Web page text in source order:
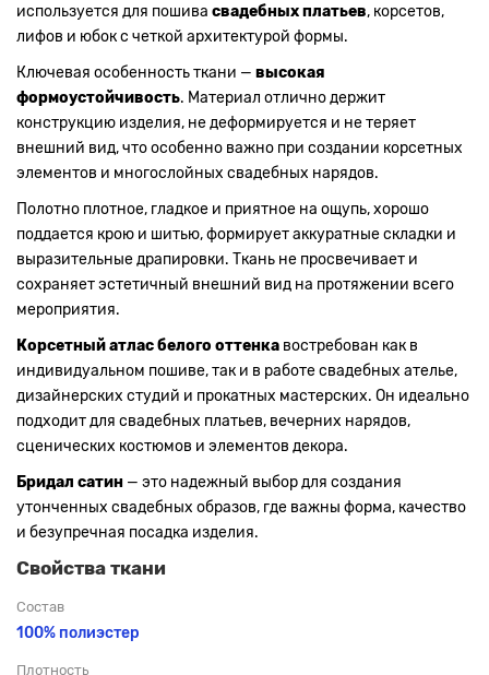
используется для пошива свадебных платьев, корсетов,
лифов и юбок с четкой архитектурой формы.
Ключевая особенность ткани — высокая
формоустойчивость. Материал отлично держит
конструкцию изделия, не деформируется и не теряет
внешний вид, что особенно важно при создании корсетных
элементов и многослойных свадебных нарядов.
Полотно плотное, гладкое и приятное на ощупь, хорошо
поддается крою и шитью, формирует аккуратные складки и
выразительные драпировки. Ткань не просвечивает и
сохраняет эстетичный внешний вид на протяжении всего
мероприятия.
Корсетный атлас белого оттенка востребован как в
индивидуальном пошиве, так и в работе свадебных ателье,
дизайнерских студий и прокатных мастерских. Он идеально
подходит для свадебных платьев, вечерних нарядов,
сценических костюмов и элементов декора.
Бридал сатин — это надежный выбор для создания
утонченных свадебных образов, где важны форма, качество
и безупречная посадка изделия.
Свойства ткани
Состав
100% полиэстер
Плотность